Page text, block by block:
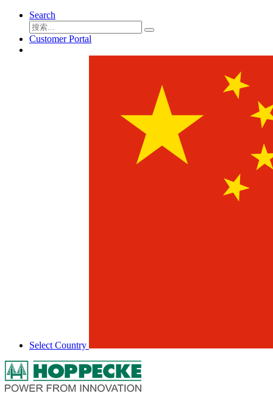
Search
Customer Portal
Select Country